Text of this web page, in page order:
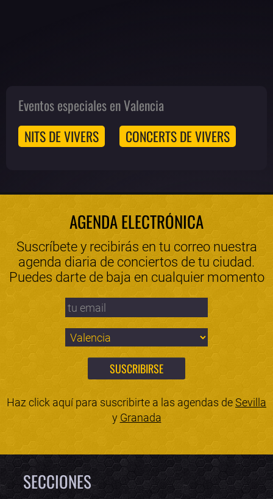
Eventos especiales en Valencia
NITS DE VIVERS
CONCERTS DE VIVERS
AGENDA ELECTRÓNICA
Suscríbete y recibirás en tu correo nuestra
agenda diaria de conciertos de tu ciudad.
Puedes darte de baja en cualquier momento
Haz click aquí para suscribirte a las agendas deSevilla
y Granada
SECCIONES